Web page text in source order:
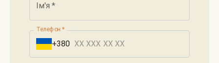
Ім'я *
Телефон *
+380